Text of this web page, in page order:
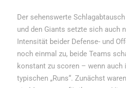
Der sehenswerte
und den Giants setzte sich auch
Intensität beider Defense- und
noch einmal zu, beide Teams
konstant zu scoren – wenn
typischen „Runs“. Zunächst